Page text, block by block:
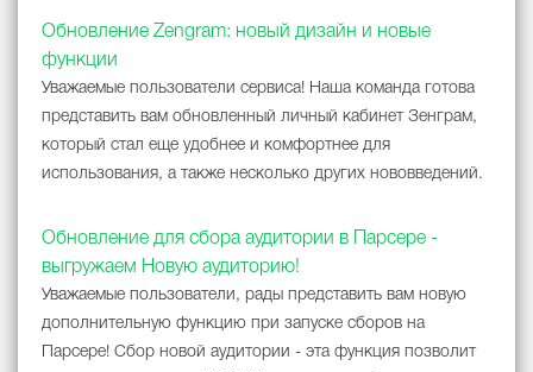
Обновление Zengram: новый дизайн и новые
функции
Уважаемые пользователи сервиса! Наша команда готова
представить вам обновленный личный кабинет Зенграм,
который стал еще удобнее и комфортнее для
использования, а также несколько других нововведений.
Обновление для сбора аудитории в Парсере -
выгружаем Новую аудиторию!
Уважаемые пользователи, рады представить вам новую
дополнительную функцию при запуске сборов на
Парсере! Сбор новой аудитории - эта функция позволит